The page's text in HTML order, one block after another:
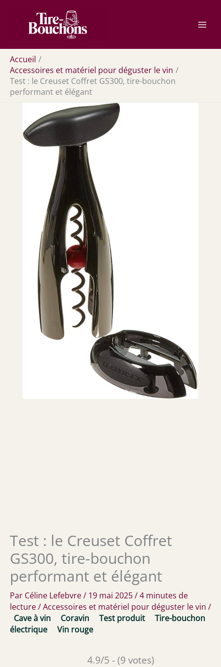
contenu
Accueil
Accessoires et matériel pour déguster le vin
Test : le Creuset Coffret GS300, tire-bouchon
performant et élégant
Test : le Creuset Coffret
GS300, tire-bouchon
performant et élégant
Par Céline Lefebvre/ 19 mai 2025/4 minutes de
lecture/Accessoires et matériel pour déguster le vin /
Cave à vin
Coravin Test produit
Tire-bouchon
électrique
Vin rouge
4.9/5 - (9 votes)